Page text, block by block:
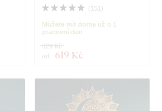
( 151 )
Můžete mít doma už o 1
pracovní den
od 619 Kč
829 Kč